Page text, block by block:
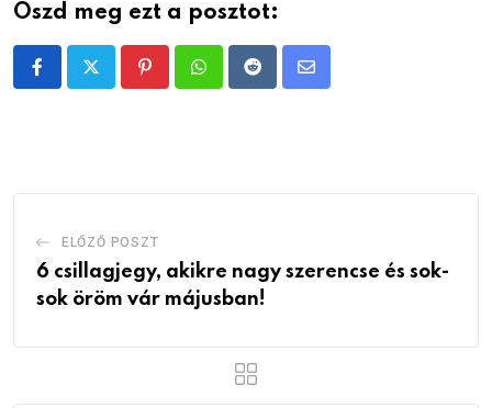
Oszd meg ezt a posztot:
PinterestWhatsappRedditShare
ELŐZŐ POSZT
6 csillagjegy, akikre nagy szerencse és sok-
sok öröm vár májusban!